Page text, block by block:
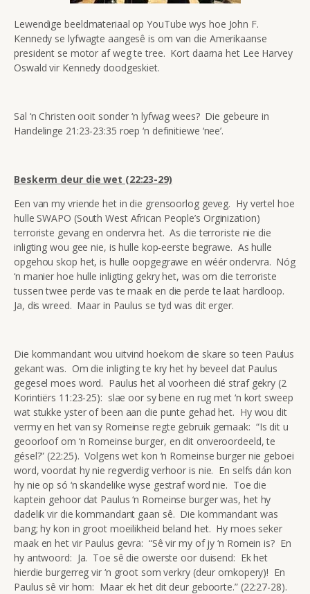
Lewendige beeldmateriaal op YouTube wys hoe John F.
Kennedy se lyfwagte aangesê is om van die Amerikaanse
president se motor af weg te tree. Kort daarna het Lee Harvey
Oswald vir Kennedy doodgeskiet.
Sal ‘n Christen ooit sonder ‘n lyfwag wees? Die gebeure in
Handelinge 21:23-23:35 roep ‘n definitiewe ‘nee’.
Beskerm deur die wet (22:23-29)
Een van my vriende het in die grensoorlog geveg. Hy vertel hoe
hulle SWAPO (South West African People’s Orginization)
terroriste gevang en ondervra het. As die terroriste nie die
inligting wou gee nie, is hulle kop-eerste begrawe. As hulle
opgehou skop het, is hulle oopgegrawe en wéér ondervra. Nóg
‘n manier hoe hulle inligting gekry het, was om die terroriste
tussen twee perde vas te maak en die perde te laat hardloop.
Ja, dis wreed. Maar in Paulus se tyd was dit erger.
Die kommandant wou uitvind hoekom die skare so teen Paulus
gekant was. Om die inligting te kry het hy beveel dat Paulus
gegesel moes word. Paulus het al voorheen dié straf gekry (2
Korintiërs 11:23-25): slae oor sy bene en rug met ‘n kort sweep
wat stukke yster of been aan die punte gehad het. Hy wou dit
vermy en het van sy Romeinse regte gebruik gemaak: “Is dit u
geoorloof om ‘n Romeinse burger, en dit onveroordeeld, te
gésel?” (22:25). Volgens wet kon ‘n Romeinse burger nie geboei
word, voordat hy nie regverdig verhoor is nie. En selfs dán kon
hy nie op só ‘n skandelike wyse gestraf word nie. Toe die
kaptein gehoor dat Paulus ‘n Romeinse burger was, het hy
dadelik vir die kommandant gaan sê. Die kommandant was
bang; hy kon in groot moeilikheid beland het. Hy moes seker
maak en het vir Paulus gevra: “Sê vir my of jy ‘n Romein is? En
hy antwoord: Ja. Toe sê die owerste oor duisend: Ek het
hierdie burgerreg vir ‘n groot som verkry (deur omkopery)! En
Paulus sê vir hom: Maar ek het dit deur geboorte.” (22:27-28).